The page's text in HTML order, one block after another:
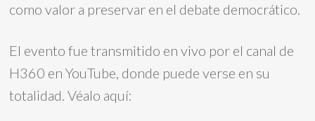
como valor a preservar en el debate democrático.
El evento fue transmitido en vivo por el canal de
H360 en YouTube, donde puede verse en su
totalidad. Véalo aquí: